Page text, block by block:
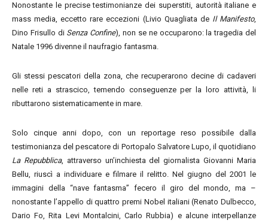
Nonostante le precise testimonianze dei superstiti, autorità italiane e
mass media, eccetto rare eccezioni (Livio Quagliata de Il Manifesto,
Dino Frisullo di Senza Confine), non se ne occuparono: la tragedia del
Natale 1996 divenne il naufragio fantasma.
Gli stessi pescatori della zona, che recuperarono decine di cadaveri
nelle reti a strascico, temendo conseguenze per la loro attività, li
ributtarono sistematicamente in mare.
Solo cinque anni dopo, con un reportage reso possibile dalla
testimonianza del pescatore di Portopalo Salvatore Lupo, il quotidiano
La Repubblica, attraverso un’inchiesta del giornalista Giovanni Maria
Bellu, riuscì a individuare e filmare il relitto. Nel giugno del 2001 le
immagini della “nave fantasma” fecero il giro del mondo, ma –
nonostante l’appello di quattro premi Nobel italiani (Renato Dulbecco,
Dario Fo, Rita Levi Montalcini, Carlo Rubbia) e alcune interpellanze